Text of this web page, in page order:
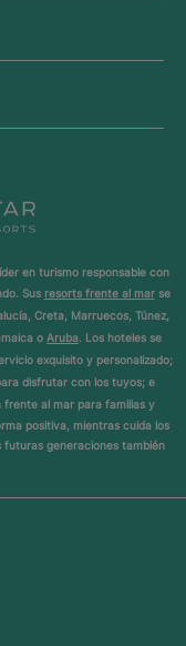
en turismo responsable con
Sus resorts frente al marse
Creta, Marruecos, Túnez,
o Aruba. Los hoteles se
exquisito y personalizado;
disfrutar con los tuyos; e
frente al mar para familias y
positiva, mientras cuida los
futuras generaciones también